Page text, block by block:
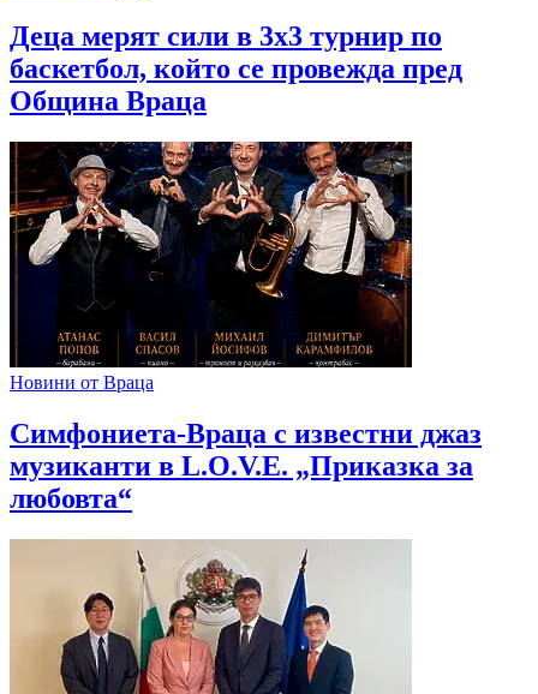
Деца мерят сили в 3х3 турнир по
баскетбол, който се провежда пред
Община Враца
Новини от Враца
Симфониета-Враца с известни джаз
музиканти в L.O.V.E. „Приказка за
любовта“